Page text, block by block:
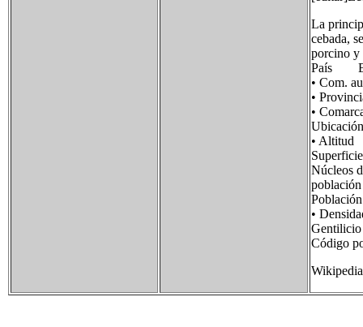
La
cebada,
porcino y
País
• Com.
•
•
•
Núcleos
•
Código
Wikipedia